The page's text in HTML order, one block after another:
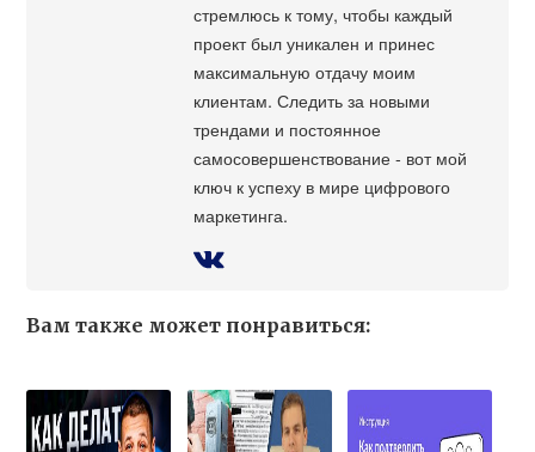
стремлюсь к тому, чтобы каждый
проект был уникален и принес
максимальную отдачу моим
клиентам. Следить за новыми
трендами и постоянное
самосовершенствование - вот мой
ключ к успеху в мире цифрового
маркетинга.
Вам также может понравиться: